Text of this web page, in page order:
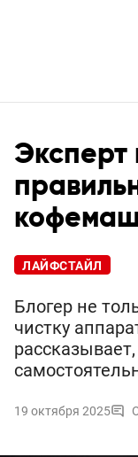
Эксперт
ЛАЙФСТАЙЛ
Блогер не
чистку
19 октября 2025